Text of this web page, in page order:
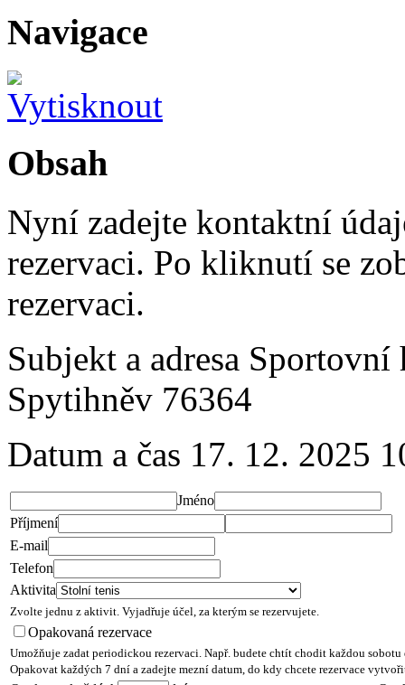
Navigace
Obsah
Nyní zadejte kontaktní
rezervaci. Po kliknutí se
rezervaci.
Subjekt a adresa Sportovní
Spytihněv 76364
Datum a čas 17. 12. 2025
Jméno
Příjmení
E-mail
Telefon
Aktivita
Zvolte jednu z aktivit. Vyjadřuje účel, za kterým se rezervujete.
Opakovaná rezervace
Umožňuje zadat periodickou rezervaci. Např. budete chtít chodit každou
Opakovat každých 7 dní a zadejte mezní datum, do kdy chcete rezervace